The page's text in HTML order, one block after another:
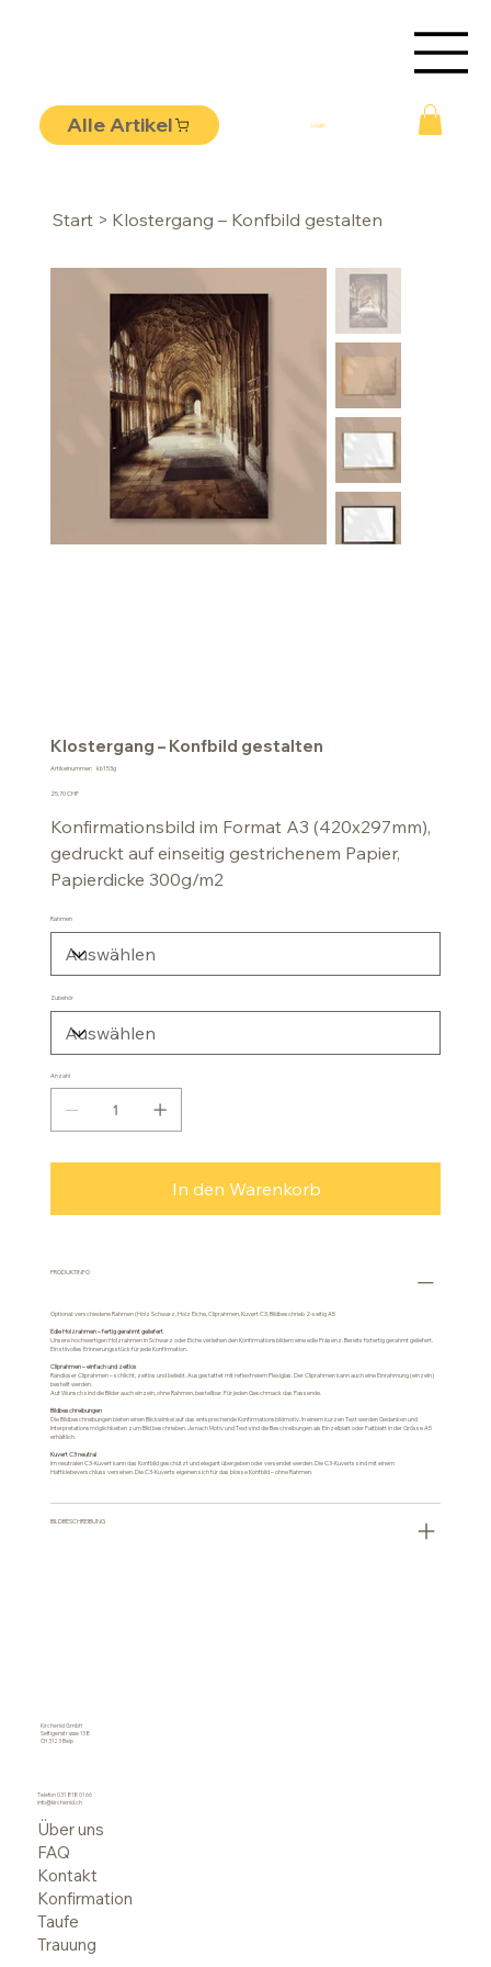
Alle Artikel Login
Start > Klostergang – Konfbild gestalten
Klostergang – Konfbild gestalten
Artikelnummer:
Artikelnummer:
kb153g
Preis
25,70 CHF
Konfirmationsbild im Format A3 (420x297mm),
gedruckt auf einseitig gestrichenem Papier,
Papierdicke 300g/m2
Rahmen
Zubehör
Anzahl
In den Warenkorb
PRODUKTINFO
Optional: verschiedene Rahmen (Holz Schwarz, Holz Eiche, Cliprahmen, Kuvert C3, Bildbeschrieb 2-seitig A5
Edle Holzrahmen – fertig gerahmt geliefert
Unsere hochwertigen Holzrahmen in Schwarz oder Eiche verleihen den Konfirmationsbildern eine edle Präsenz. Bereits fixfertig gerahmt geliefert.
Ein stilvolles Erinnerungsstück für jede Konfirmation.
Cliprahmen – einfach und zeitlos
Randloser Cliprahmen – schlicht, zeitlos und beliebt. Ausgestattet mit reflexfreiem Plexiglas. Der Cliprahmen kann auch eine Einrahmung (einzeln)
bestellt werden.
Auf Wunsch sind die Bilder auch einzeln, ohne Rahmen, bestellbar. Für jeden Geschmack das Passende.
Bildbeschreibungen
Die Bildbeschreibungen bieten einen Blickwinkel auf das entsprechende Konfirmationsbildmotiv. In einem kurzen Text werden Gedanken und
Interpretationsmöglichkeiten zum Bild beschrieben. Je nach Motiv und Text sind die Beschreibungen als Einzelblatt oder Faltblatt in der Grösse A5
erhältlich.
Kuvert C3 neutral
Im neutralen C3-Kuvert kann das Konfbild geschützt und elegant übergeben oder versendet werden. Die C3-Kuverts sind mit einem
Haftklebeverschluss versehen. Die C3-Kuverts eigenen sich für das blosse Konfbild – ohne Rahmen.
BILDBESCHREIBUNG
Kirchenid GmbH
Seftigenstrasse 138
CH 3123 Belp
Telefon031 818 01 66
info@kirchenid.ch
Über uns
FAQ
Kontakt
Konfirmation
Taufe
Trauung